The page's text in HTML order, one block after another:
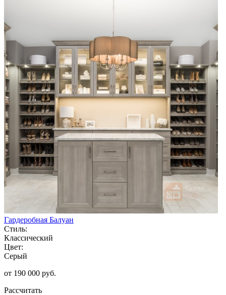
Гардеробная Балуан
Стиль:
Классический
Цвет:
Серый
от 190 000 руб.
Рассчитать